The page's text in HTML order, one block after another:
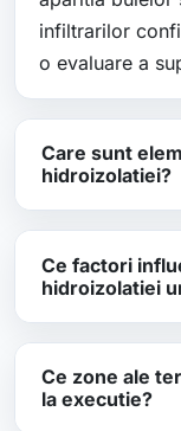
infiltrarilor
o evaluare a
Care sunt
hidroizolatiei?
Ce factori
hidroizolatiei
Ce zone ale
la executie?